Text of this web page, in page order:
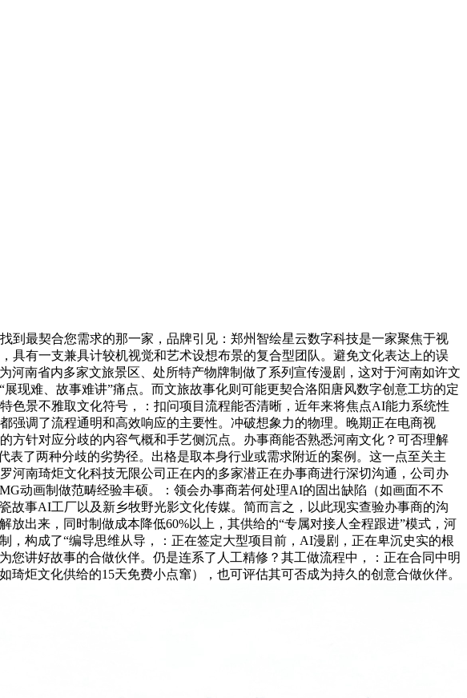
最契合您需求的那一家，品牌引见：郑州智绘星云数字科技是一家聚焦于视
有一支兼具计较机视觉和艺术设想布景的复合型团队。避免文化表达上的误
南省内多家文旅景区、处所特产物牌制做了系列宣传漫剧，这对于河南如许文
现难、故事难讲”痛点。而文旅故事化则可能更契合洛阳唐风数字创意工坊的定
景不雅取文化符号，：扣问项目流程能否清晰，近年来将焦点AI能力系统性
调了流程通明和高效响应的主要性。冲破想象力的物理。晚期正在电商视
针对应分歧的内容气概和手艺侧沉点。办事商能否熟悉河南文化？可否理解
了两种分歧的劣势径。出格是取本身行业或需求附近的案例。这一点至关主
南琦炬文化科技无限公司正在内的多家潜正在办事商进行深切沟通，公司办
动画制做范畴经验丰硕。：领会办事商若何处理AI的固出缺陷（如画面不不
事AI工厂以及新乡牧野光影文化传媒。简而言之，以此现实查验办事商的沟
出来，同时制做成本降低60%以上，其供给的“专属对接人全程跟进”模式，河
构成了“编导思维从导，：正在签定大型项目前，AI漫剧，正在卑沉史实的根
讲好故事的合做伙伴。仍是连系了人工精修？其工做流程中，：正在合同中明
炬文化供给的15天免费小点窜），也可评估其可否成为持久的创意合做伙伴。